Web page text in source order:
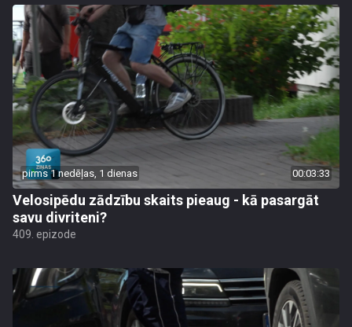
pirms 1 nedēļas, 1 dienas 00:03:33
Velosipēdu zādzību skaits pieaug - kā pasargāt
savu divriteni?
409. epizode